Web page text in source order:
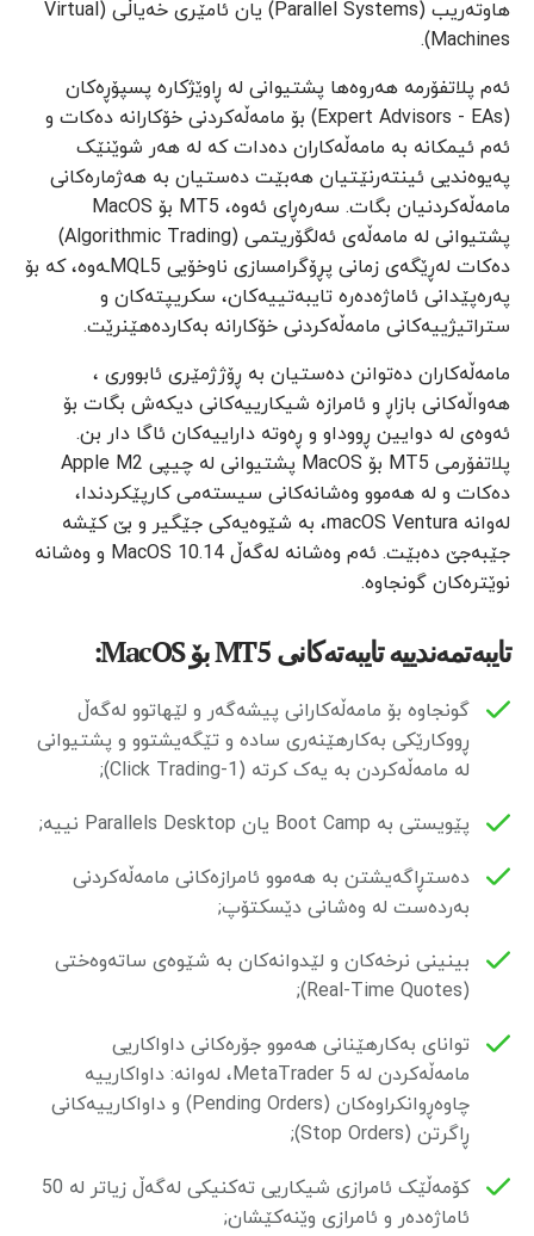
هاوتەریب (Parallel Systems) یان ئامێری خەیاڵی (Virtual
Machines).
ئەم پلاتفۆرمە هەروەها پشتیوانی لە ڕاوێژکارە پسپۆڕەکان
(Expert Advisors - EAs) بۆ مامەڵەکردنی خۆکارانە دەکات و
ئەم ئیمکانە بە مامەڵەکاران دەدات کە لە هەر شوێنێک
پەیوەندیی ئینتەرنێتیان هەبێت دەستیان بە هەژمارەکانی
مامەڵەکردنیان بگات. سەرەڕای ئەوە، MT5 بۆ MacOS
پشتیوانی لە مامەڵەی ئەلگۆریتمی (Algorithmic Trading)
دەکات لەڕێگەی زمانی پڕۆگرامسازی ناوخۆیی MQL5ـەوە، کە بۆ
پەرەپێدانی ئاماژەدەرە تایبەتییەکان، سکریپتەکان و
ستراتیژییەکانی مامەڵەکردنی خۆکارانە بەکاردەهێنرێت.
مامەڵەکاران دەتوانن دەستیان بە ڕۆژژمێری ئابووری ،
هەواڵەکانی بازاڕ و ئامرازە شیکارییەکانی دیکەش بگات بۆ
ئەوەی لە دوایین ڕووداو و ڕەوتە داراییەکان ئاگا دار بن.
پلاتفۆرمی MT5 بۆ MacOS پشتیوانی لە چیپی Apple M2
دەکات و لە هەموو وەشانەکانی سیستەمی کارپێکردندا،
لەوانە macOS Ventura، بە شێوەیەکی جێگیر و بێ کێشە
جێبەجێ دەبێت. ئەم وەشانە لەگەڵ MacOS 10.14 و وەشانە
نوێترەکان گونجاوە.
تایبەتمەندییە تایبەتەکانی MT5 بۆ MacOS:
گونجاوە بۆ مامەڵەکارانی پیشەگەر و لێهاتوو لەگەڵ
ڕووکارێکی بەکارهێنەری سادە و تێگەیشتوو و پشتیوانی
لە مامەڵەکردن بە یەک کرتە (1-Click Trading);
پێویستی بە Boot Camp یان Parallels Desktop نییە;
دەستڕاگەیشتن بە هەموو ئامرازەکانی مامەڵەکردنی
بەردەست لە وەشانی دێسکتۆپ;
بینینی نرخەکان و لێدوانەکان بە شێوەی ساتەوەختی
(Real-Time Quotes);
توانای بەکارهێنانی هەموو جۆرەکانی داواکاریی
مامەڵەکردن لە MetaTrader 5، لەوانە: داواکارییە
چاوەڕوانکراوەکان (Pending Orders) و داواکارییەکانی
ڕاگرتن (Stop Orders);
کۆمەڵێک ئامرازی شیکاریی تەکنیکی لەگەڵ زیاتر لە 50
ئاماژەدەر و ئامرازی وێنەکێشان;